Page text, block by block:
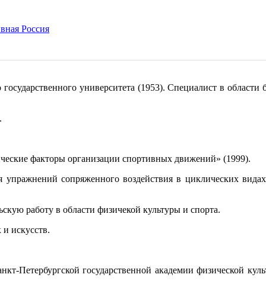
университета (1953). Специалист в области
факторы организации спортивных движений» (1999).
упражнений сопряженного воздействия в циклических
работу в области физичекой культуры и спорта.
искусств.
Петербургской государственной академии физической